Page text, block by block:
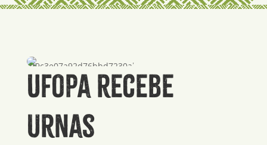
Ufopa recebe
urnas